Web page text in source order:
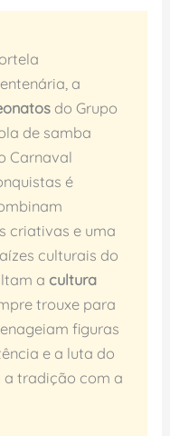
a
do Grupo
de samba
Carnaval
é
criativas e uma
culturais do
a cultura
trouxe para
figuras
e a luta do
a tradição com a